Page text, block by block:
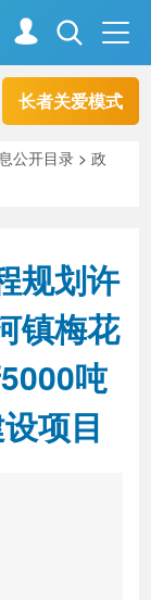
长者关爱模式
走进资阳
读回应
互动交流
公开目录 >政
规划许
镇梅花
吨
项目